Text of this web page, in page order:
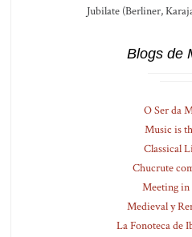
Jubilate (Berliner,
Blogs de
O Ser da
Music is
Classical
Chucrute
Meeting in
Medieval y
La Fonoteca de